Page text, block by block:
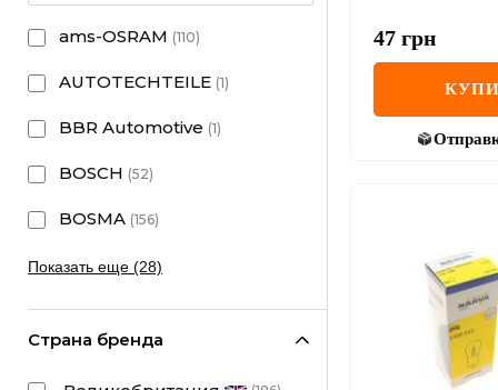
ams-OSRAM (110)
AUTOTECHTEILE (1)
BBR Automotive (1)
BOSCH (52)
BOSMA (156)
Показать еще (28)
Страна бренда
47 грн